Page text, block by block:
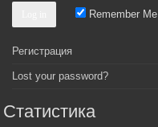
Remember Me
Регистрация
Lost your password?
Статистика